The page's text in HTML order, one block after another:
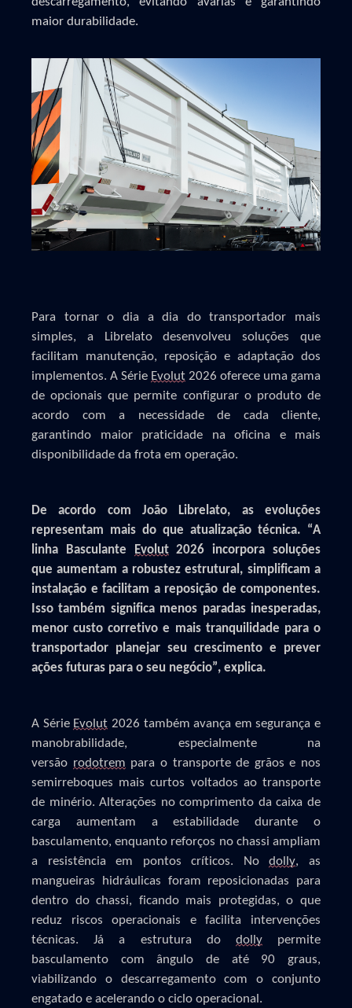
maior durabilidade.
Para tornar o dia a dia do transportador mais
simples, a Librelato desenvolveu soluções que
facilitam manutenção, reposição e adaptação dos
implementos. A Série Evolut 2026 oferece uma gama
de opcionais que permite configurar o produto de
acordo com a necessidade de cada cliente,
garantindo maior praticidade na oficina e mais
disponibilidade da frota em operação.
De acordo com João Librelato, as evoluções
representam mais do que atualização técnica. “A
linha Basculante
Evolut2026 incorpora soluções
que aumentam a robustez estrutural, simplificam a
instalação e facilitam a reposição de componentes.
Isso também significa menos paradas inesperadas,
menor custo corretivo e mais tranquilidade para o
transportador planejar seu crescimento e prever
ações futuras para o seu negócio”, explica.
A Série Evolut 2026 também avança em segurança e
manobrabilidade, especialmente na
versão rodotrem para o transporte de grãos e nos
semirreboques mais curtos voltados ao transporte
de minério. Alterações no comprimento da caixa de
carga aumentam a estabilidade durante o
basculamento, enquanto reforços no chassi ampliam
a resistência em pontos críticos. Nodolly, as
mangueiras hidráulicas foram reposicionadas para
dentro do chassi, ficando mais protegidas, o que
reduz riscos operacionais e facilita intervenções
técnicas. Já a estrutura do dollypermite
basculamento com ângulo de até 90 graus,
viabilizando o descarregamento com o conjunto
engatado e acelerando o ciclo operacional.